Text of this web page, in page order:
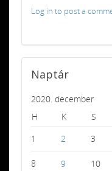
Log in to post a
Naptár
2020. december
H
K S
1
2 3
8 9 10